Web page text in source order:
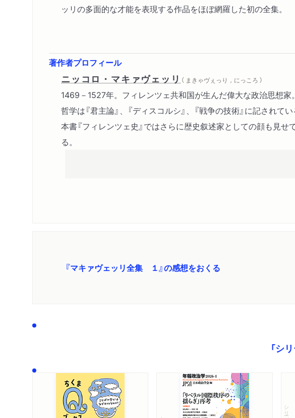
ッリの多面的な才能を表現する作品をほぼ網羅した初の全集。
著作者プロフィール
ニッコロ・マキァヴェッリ （ まきゃヴぇっり，にっころ ）
1469－1527年。フィレンツェ共和国が生んだ偉大な政治思想家
哲学は『君主論』、『ディスコルシ』、『戦争の技術』に記されてい
本書『フィレンツェ史』ではさらに歴史叙述家としての顔も見せ
る。
『マキァヴェッリ全集 １』の感想をおくる
「シ
シリーズ・全集